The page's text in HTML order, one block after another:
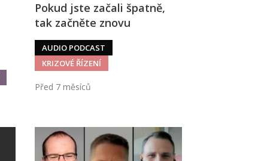
Pokud jste začali špatně,
tak začněte znovu
AUDIO PODCAST
KRIZOVÉ ŘÍZENÍ
Před 7 měsíců